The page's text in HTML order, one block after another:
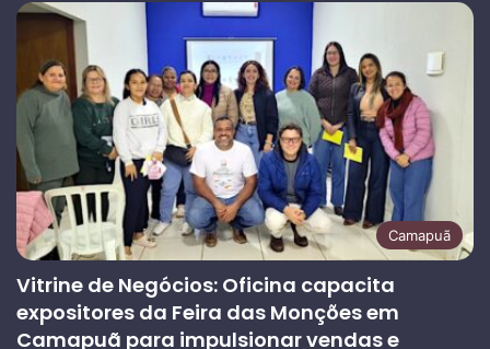
Camapuã
Vitrine de Negócios: Oficina capacita
expositores da Feira das Monções em
Camapuã para impulsionar vendas e